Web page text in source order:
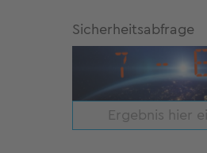
Sicherheitsabfrage